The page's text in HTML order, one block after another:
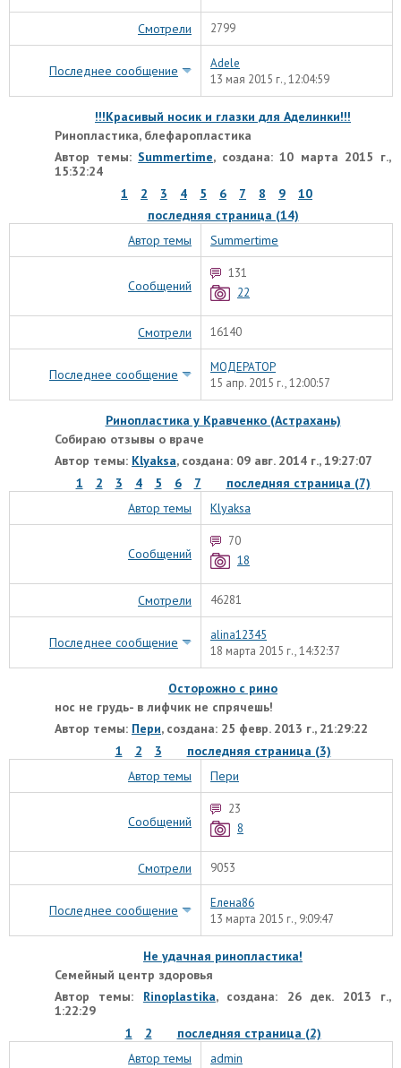
Смотрели 2799
Последнее сообщение
Adele
13 мая 2015 г., 12:04:59
!!!Красивый носик и глазки для Аделинки!!!
Ринопластика, блефаропластика
Автор темы: Summertime, создана: 10 марта 2015 г.,
15:32:24
1
2 3 4 5 6 7 8 9
10
последняя страница (14)
Автор темы
Summertime
Сообщений
131
22
Смотрели 16140
Последнее сообщение
МОДЕРАТОР
15 апр. 2015 г., 12:00:57
Ринопластика у Кравченко (Астрахань)
Собираю отзывы о враче
Автор темы: Klyaksa, создана: 09 авг. 2014 г., 19:27:07
1
2 3 4 5 6 7
последняя страница (7)
Автор темы
Klyaksa
Сообщений
70
18
Смотрели 46281
Последнее сообщение
alina12345
18 марта 2015 г., 14:32:37
Осторожно с рино
нос не грудь- в лифчик не спрячешь!
Автор темы: Пери, создана: 25 февр. 2013 г., 21:29:22
1
2 3
последняя страница (3)
Автор темы
Пери
Сообщений
23
8
Смотрели 9053
Последнее сообщение
Елена86
13 марта 2015 г., 9:09:47
Не удачная ринопластика!
Семейный центр здоровья
Автор темы: Rinoplastika, создана: 26 дек. 2013 г.,
1:22:29
1
2
последняя страница (2)
Автор темы
admin